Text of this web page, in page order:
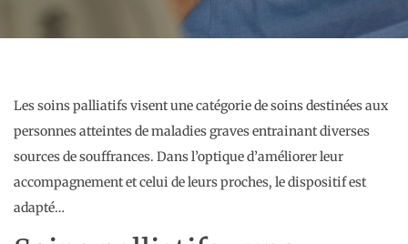
Les soins palliatifs visent une catégorie de soins destinées aux
personnes atteintes de maladies graves entrainant diverses
sources de souffrances. Dans l’optique d’améliorer leur
accompagnement et celui de leurs proches, le dispositif est
adapté…